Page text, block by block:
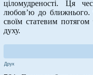
ціломудреності. Ця
любов’ю до ближнього.
своїм статевим
духу.
Друк